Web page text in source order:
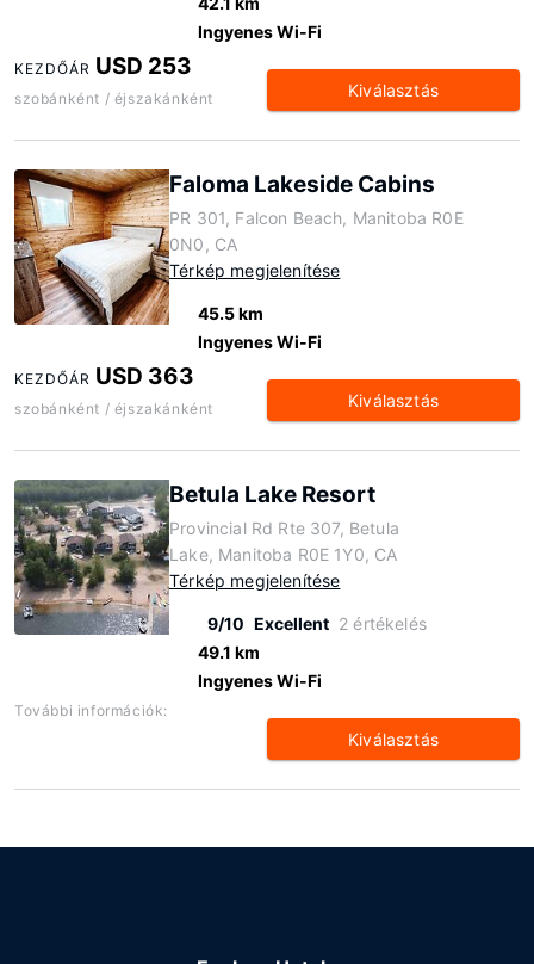
Ingyenes Wi-Fi
KEZDŐÁR USD 253
szobánként / éjszakánként Kiválasztás
Faloma Lakeside Cabins
PR 301, Falcon Beach, Manitoba R0E
0N0, CA
Térkép megjelenítése
45.5 km
Ingyenes Wi-Fi
KEZDŐÁR USD 363
szobánként / éjszakánként Kiválasztás
Betula Lake Resort
Provincial Rd Rte 307, Betula
Lake, Manitoba R0E 1Y0, CA
Térkép megjelenítése
9/10 Excellent 2 értékelés
49.1 km
Ingyenes Wi-Fi
További információk:
Kiválasztás